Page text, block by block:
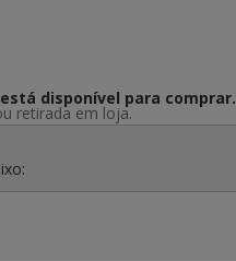
disponível para comprar.
retirada em loja.